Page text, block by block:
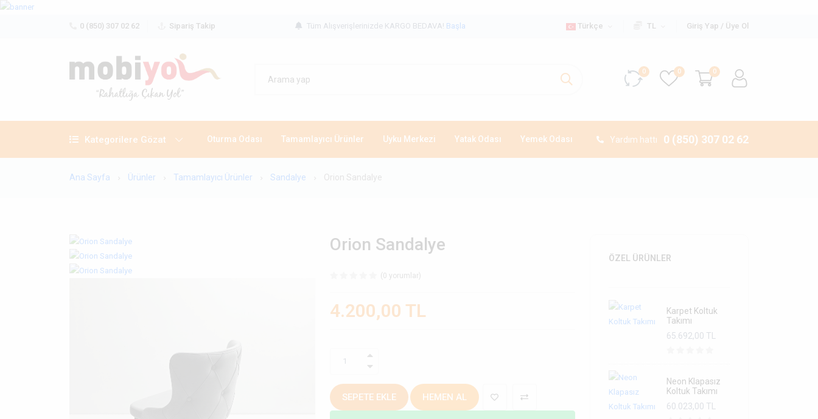
0 (850) 307 02 62 Sipariş Takip Tüm Alışverişlerinizde KARGO BEDAVA! Başla Türkçe TL Giriş Yap / Üye Ol
0 0 0
Kategorilere Gözat Oturma Odası Tamamlayıcı Ürünler Uyku Merkezi Yatak Odası Yemek Odası Yardım hattı 0 (850) 307 02 62
Ana Sayfa Ürünler Tamamlayıcı Ürünler Sandalye Orion Sandalye
Orion Sandalye
(0 yorumlar)
4.200,00 TL
1
SEPETE EKLE HEMEN AL
ÖZEL ÜRÜNLER
Karpet Koltuk
Takımı
65.692,00 TL
Neon Klapasız
Koltuk Takımı
60.023,00 TL